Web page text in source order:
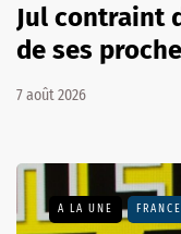
Jul contraint
de ses
7 août 2026
A LA UNE FRANCE